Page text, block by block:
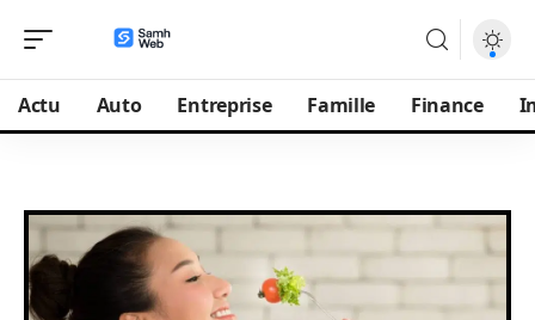
Actu Auto Entreprise Famille Finance